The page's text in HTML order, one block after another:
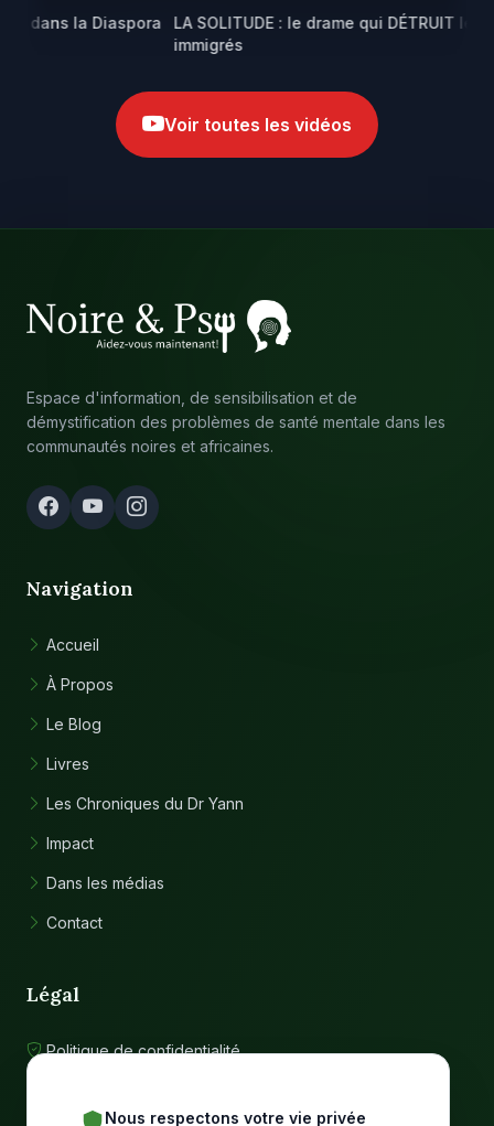
dans la Diaspora
LA SOLITUDE : le drame qui DÉTRUIT les
immigrés
Voir toutes les vidéos
Espace d'information, de sensibilisation et de
démystification des problèmes de santé mentale dans les
communautés noires et africaines.
Navigation
Accueil
À Propos
Le Blog
Livres
Les Chroniques du Dr Yann
Impact
Dans les médias
Contact
Légal
Politique de confidentialité
Nous respectons votre vie privée